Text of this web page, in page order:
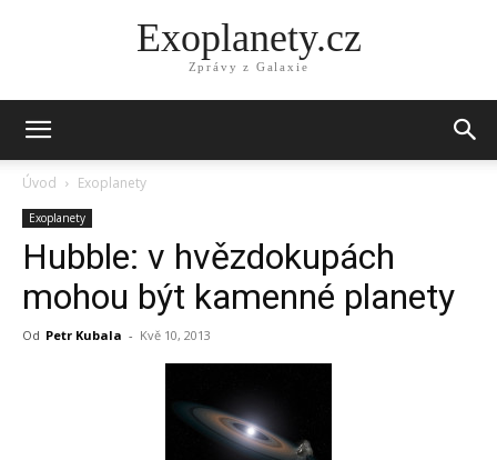
Exoplanety.cz
Zprávy z Galaxie
Úvod Exoplanety
Exoplanety
Hubble: v hvězdokupách
mohou být kamenné planety
Od Petr Kubala - Kvě 10, 2013